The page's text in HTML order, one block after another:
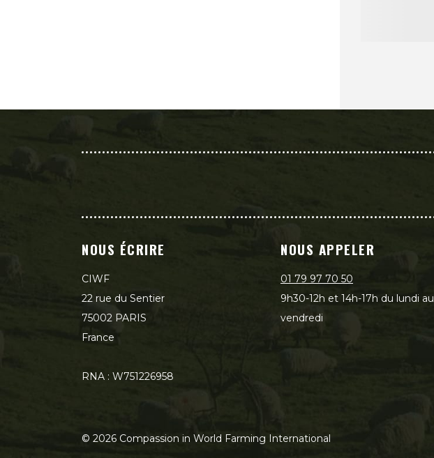
NOUS ÉCRIRE
CIWF
22 rue du Sentier
75002 PARIS
France
RNA : W751226958
NOUS APPELER
01 79 97 70 50
9h30-12h et 14h-17h du lundi au
vendredi
© 2026 Compassion in World Farming International